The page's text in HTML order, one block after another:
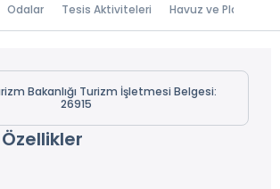
Odalar Tesis Aktiviteleri Havuz ve Plaj
Bakanlığı Turizm İşletmesi Belgesi:
26915